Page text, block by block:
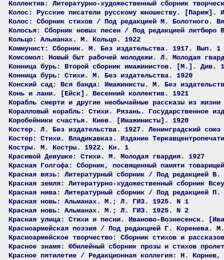
Коллектив: Литературно-художественный сборник
Колос: Русские писатели русскому юношеству. [Париж].
Колос: Сборник стихов / Под редакцией М. Болотного.
Колосья: Сборник новых песен / Под редакцией
Кольцо: Альманах. М. Кольцо. 1922
Коммунист: Сборник. М. Без издательства. 1917. Вып. 1
Комсомол: Новый быт рабочей молодежи. Л. Молодая
Конница бурь: Второй сборник имажинистов. [М.]. Див.
Конница бурь: Стихи. М. Без издательства. 1920
Конский сад: Вся банда: Имажинисты. М. Без
Конь и лани. [Ейск]. Весенний коллектив. 1921
Корабль смерти и другие необычайные рассказы из
Коралловый корабль: Стихи. Рязань. Государственное
Коробейники счастья. Киев. [Имажинисты]. 1920
Костер. Л. Без издательства. 1927. Ленинградский союз
Костер: Стихи. Владикавказ. Издание
Костры. М. Костры. 1922. Кн. 1
Красивой Девушке: Стихи. М. Молодая гвардия. 1927
Красная Голгофа: Сборник, посвященный памяти
Красная вязь: Литературный сборник / Под редакцией
Красная земля: Литературно-художественный сборник
Красная нива: Литературный сборник / Под редакцией
Красная новь: Альманах. М.; Л. ГИЗ. 1925. N 1
Красная новь: Альманах. М.; Л. ГИЗ. 1925. N 2
Красная улица: Стихи и песни. Иваново-Вознесенск.
Красноармейская поэзия / Под редакцией Г. Коренева.
Красноармейское творчество: Сборник стихов и
Красное знамя: Юбилейный сборник прозы и стихов
Красное пятилетие / Редакционная коллегия: Н.